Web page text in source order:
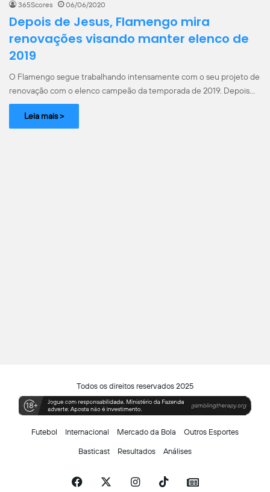
365Scores 06/06/2020
Depois de Jesus, Flamengo mira
renovações visando manter elenco de
2019
O Flamengo segue trabalhando intensamente com o seu projeto de
renovação com o elenco campeão da temporada de 2019. Depois…
Leia mais >
Todos os direitos reservados 2025
Futebol Internacional Mercado da Bola Outros Esportes
Basticast Resultados Análises
Facebook InstagramTikTokSiga-